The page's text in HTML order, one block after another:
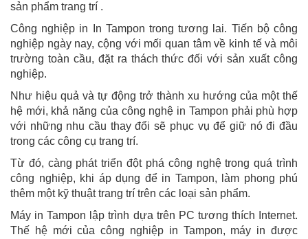
sản phẩm trang trí .
Công nghiệp in In Tampon trong tương lai. Tiến bộ công
nghiệp ngày nay, cộng với mối quan tâm về kinh tế và môi
trường toàn cầu, đặt ra thách thức đối với sản xuất công
nghiệp.
Như hiệu quả và tự động trở thành xu hướng của một thế
hệ mới, khả năng của công nghệ in Tampon phải phù hợp
với những nhu cầu thay đổi sẽ phục vụ để giữ nó đi đầu
trong các công cụ trang trí.
Từ đó, càng phát triển đột phá công nghệ trong quá trình
công nghiệp, khi áp dụng để in Tampon, làm phong phú
thêm một kỹ thuật trang trí trên các loại sản phẩm.
Máy in Tampon lập trình dựa trên PC tương thích Internet.
Thế hệ mới của công nghiệp in Tampon, máy in được